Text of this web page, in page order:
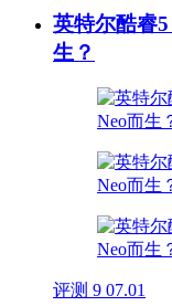
英特尔酷睿
生？
评测 9 07.01